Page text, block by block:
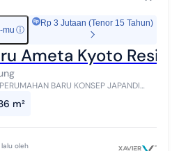
mu ⓘ
Rp 3 Jutaan (Tenor 15 Tahun)
Ameta Kyoto
BARU KONSEP JAPANDI
Dijual rumah baru di
...
m²
oleh